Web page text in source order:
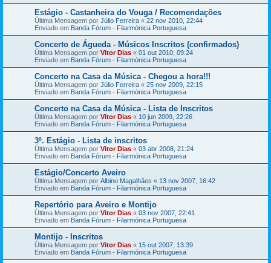
Estágio - Castanheira do Vouga / Recomendações
Última Mensagem por Júlio Ferreira « 22 nov 2010, 22:44
Enviado em Banda Fórum - Filarmónica Portuguesa
Concerto de Águeda - Músicos Inscritos (confirmados)
Última Mensagem por Vitor Dias « 01 out 2010, 09:24
Enviado em Banda Fórum - Filarmónica Portuguesa
Concerto na Casa da Música - Chegou a hora!!!
Última Mensagem por Júlio Ferreira « 25 nov 2009, 22:15
Enviado em Banda Fórum - Filarmónica Portuguesa
Concerto na Casa da Música - Lista de Inscritos
Última Mensagem por Vitor Dias « 10 jun 2009, 22:26
Enviado em Banda Fórum - Filarmónica Portuguesa
3º. Estágio - Lista de inscritos
Última Mensagem por Vitor Dias « 03 abr 2008, 21:24
Enviado em Banda Fórum - Filarmónica Portuguesa
Estágio/Concerto Aveiro
Última Mensagem por Albino Magalhães « 13 nov 2007, 16:42
Enviado em Banda Fórum - Filarmónica Portuguesa
Repertório para Aveiro e Montijo
Última Mensagem por Vitor Dias « 03 nov 2007, 22:41
Enviado em Banda Fórum - Filarmónica Portuguesa
Montijo - Inscritos
Última Mensagem por Vitor Dias « 15 out 2007, 13:39
Enviado em Banda Fórum - Filarmónica Portuguesa